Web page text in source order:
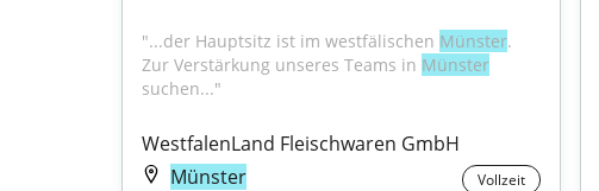
"...der Hauptsitz ist im westfälischen Münster.
Zur Verstärkung unseres Teams in Münster
suchen..."
WestfalenLand Fleischwaren GmbH
Münster
Vollzeit